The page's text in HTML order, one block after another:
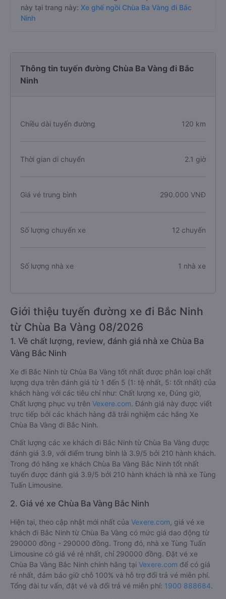
này tại trang này: Xe ghế ngồi Chùa Ba Vàng đi Bắc
Ninh
Thông tin tuyến đường Chùa Ba Vàng đi Bắc
Ninh
Chiều dài tuyến đường 120 km
Thời gian di chuyển 2.1 giờ
Giá vé trung bình 290.000 VNĐ
Số lượng chuyến xe 12 chuyến
Số lượng nhà xe 1 nhà xe
Giới thiệu tuyến đường xe đi Bắc Ninh
từ Chùa Ba Vàng 08/2026
1. Về chất lượng, review, đánh giá nhà xe Chùa Ba
Vàng Bắc Ninh
Xe đi Bắc Ninh từ Chùa Ba Vàng tốt nhất được phân loại chất
lượng dựa trên đánh giá từ 1 đến 5 (1: tệ nhất, 5: tốt nhất) của
khách hàng với các tiêu chí như: Chất lượng xe, Đúng giờ,
Chất lượng phục vụ trên Vexere.com. Đánh giá này được viết
trực tiếp bởi các khách hàng đã trải nghiệm các hãng Xe
Chùa Ba Vàng đi Bắc Ninh.
Chất lượng các xe khách đi Bắc Ninh từ Chùa Ba Vàng được
đánh giá 3.9, với điểm trung bình là 3.9/5 bởi 210 hành khách.
Trong đó hãng xe khách Chùa Ba Vàng Bắc Ninh tốt nhất
tuyến được đánh giá 3.9/5 bởi 210 hành khách là nhà xe Tùng
Tuấn Limousine.
2. Giá vé xe Chùa Ba Vàng Bắc Ninh
Hiện tại, theo cập nhật mới nhất của Vexere.com , giá vé xe
khách đi Bắc Ninh từ Chùa Ba Vàng có mức giá dao động từ
290000 đồng - 290000 đồng. Trong đó, nhà xe Tùng Tuấn
Limousine có giá vé rẻ nhất, chỉ 290000 đồng. Đặt vé xe
Chùa Ba Vàng Bắc Ninh chính hãng tại Vexere.com để có giá
rẻ nhất, đảm bảo giữ chỗ 100% và hỗ trợ đổi trả vé miễn phí.
Tổng đài tư vấn, đặt vé và đổi trả vé miễn phí: 1900 888684.